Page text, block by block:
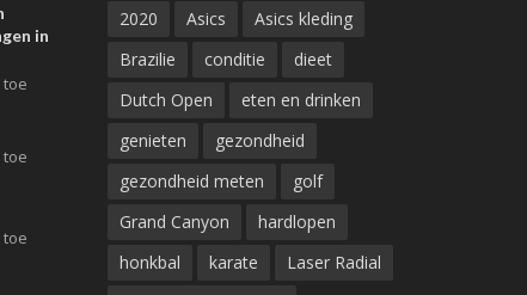
in
toe
toe
toe
2020 Asics
Asics kleding
Brazilie
conditie
dieet
Dutch Open
eten en drinken
genieten
gezondheid
gezondheid meten
golf
Grand Canyon
hardlopen
honkbal
karate
Laser Radial